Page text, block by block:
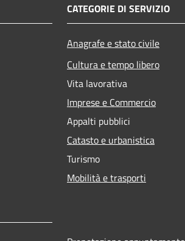
CATEGORIE DI SERVIZIO
Anagrafe e stato civile
Cultura e tempo libero
Vita lavorativa
Imprese e Commercio
Appalti pubblici
Catasto e urbanistica
Turismo
Mobilità e trasporti